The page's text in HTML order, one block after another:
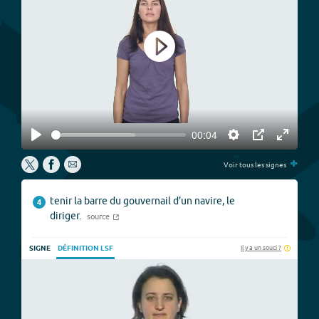
Play
00:04
Settings
PIP
Enter
Play
Voir tous les signes +
4
tenir la barre du gouvernail d'un navire, le
diriger.
source
SIGNE DÉFINITION LSF Il y a un souci ?